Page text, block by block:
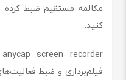
مکالمه مستقیم ضبط کرده
کنید.
فیلم‌برداری و ضبط